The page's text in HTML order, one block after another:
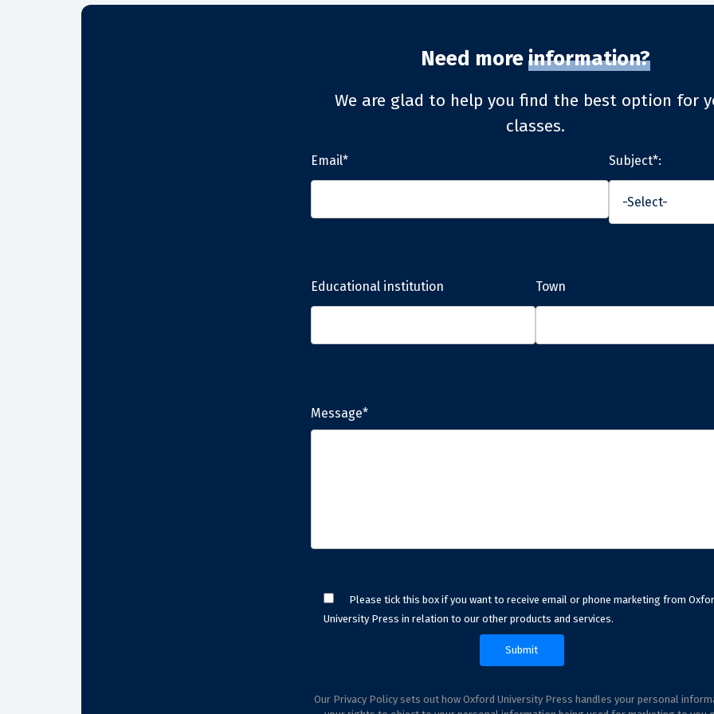
Need moreinformation?
We are glad to help you find the best option for
classes.
Email* Subject*:
Educational institution Town
Message*
Please tick this box if you want to receive email or phone marketing from
University Press in relation to our other products and services.
Our Privacy Policy sets out how Oxford University Press handles your personal